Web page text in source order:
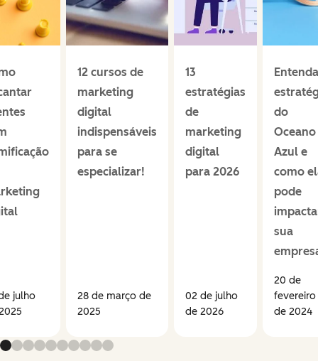
julho
12 cursos de
marketing
digital
indispensáveis
para se
especializar!
28 de março de
2025
13
estratégias
de
marketing
digital
para 2026
02 de julho
de 2026
do
Oceano
Azul e
como
pode
sua
20 de
fevereiro
de 2024